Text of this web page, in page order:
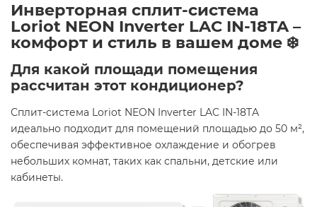
Инверторная сплит-система
Loriot NEON Inverter LAC IN-18TA –
комфорт и стиль в вашем доме ❄️
Для какой площади помещения
рассчитан этот кондиционер?
Сплит-система Loriot NEON Inverter LAC IN-18TA
идеально подходит для помещений площадью до 50 м²,
обеспечивая эффективное охлаждение и обогрев
небольших комнат, таких как спальни, детские или
кабинеты.